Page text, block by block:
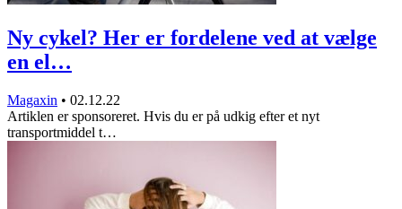
Ny cykel? Her er fordelene ved at vælge
en el…
Magaxin • 02.12.22
Artiklen er sponsoreret. Hvis du er på udkig efter et nyt
transportmiddel t…